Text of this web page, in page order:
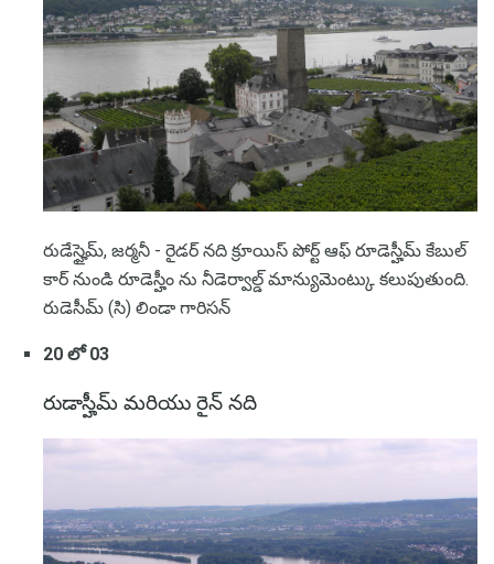
రుడేస్హైమ్, జర్మనీ - రైడర్ నది క్రూయిస్ పోర్ట్ ఆఫ్ రూడెస్హీమ్ కేబుల్
కార్ నుండి రూడెస్హీం ను నీడెర్వాల్డ్ మాన్యుమెంట్కు కలుపుతుంది.
రుడెసీమ్ (సి) లిండా గారిసన్
20 లో 03
రుడాస్హీమ్ మరియు రైన్ నది